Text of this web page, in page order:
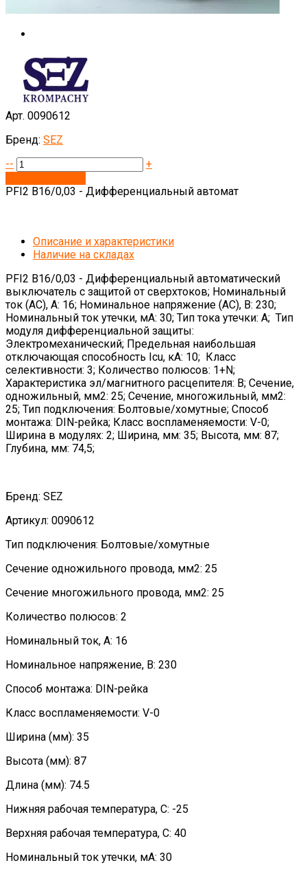
Арт. 0090612
Бренд: SEZ
--
+
PFI2 B16/0,03 - Дифференциальный автомат
Описание и характеристики
Наличие на складах
PFI2 B16/0,03 - Дифференциальный автоматический
выключатель с защитой от сверхтоков; Номинальный
ток (АС), А: 16; Номинальное напряжение (AC), В: 230;
Номинальный ток утечки, мА: 30; Тип тока утечки: A; Тип
модуля дифференциальной защиты:
Электромеханический; Предельная наибольшая
отключающая способность Icu, кА: 10; Класс
селективности: 3; Количество полюсов: 1+N;
Характеристика эл/магнитного расцепителя: B; Сечение,
одножильный, мм2: 25; Сечение, многожильный, мм2:
25; Тип подключения: Болтовые/хомутные; Способ
монтажа: DIN-рейка; Класс воспламеняемости: V-0;
Ширина в модулях: 2; Ширина, мм: 35; Высота, мм: 87;
Глубина, мм: 74,5;
Бренд: SEZ
Артикул: 0090612
Тип подключения: Болтовые/хомутные
Сечение одножильного провода, мм2: 25
Сечение многожильного провода, мм2: 25
Количество полюсов: 2
Номинальный ток, А: 16
Номинальное напряжение, В: 230
Способ монтажа: DIN-рейка
Класс воспламеняемости: V-0
Ширина (мм): 35
Высота (мм): 87
Длина (мм): 74.5
Нижняя рабочая температура, C: -25
Верхняя рабочая температура, C: 40
Номинальный ток утечки, мА: 30